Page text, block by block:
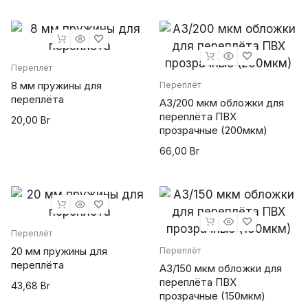
powered by
wordpress cookie
plugin
Переплёт
8 мм пружины для
переплёта
20,00 Br
Переплёт
А3/200 мкм обложки для
переплёта ПВХ
прозрачные (200мкм)
66,00 Br
Переплёт
20 мм пружины для
переплёта
43,68 Br
Переплёт
А3/150 мкм обложки для
переплёта ПВХ
прозрачные (150мкм)